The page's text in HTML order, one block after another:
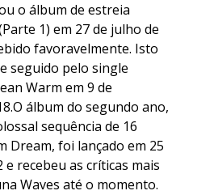
o álbum de estreia
1) em 27 de julho de
favoravelmente. Isto
seguido pelo single
Warm em 9 de
álbum do segundo ano,
sequência de 16
Dream, foi lançado em 25
e recebeu as críticas mais
Waves até o momento.